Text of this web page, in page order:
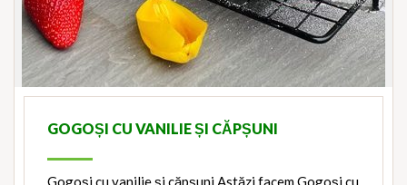
GOGOȘI CU VANILIE ȘI CĂPȘUNI